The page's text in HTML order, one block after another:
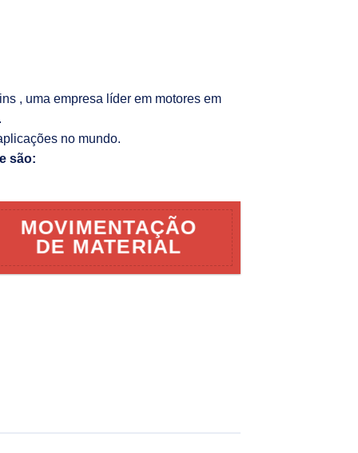
, uma empresa líder em motores em
no mundo.
são:
MOVIMENTAÇÃO
DE MATERIAL